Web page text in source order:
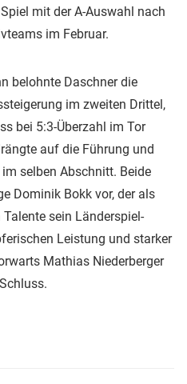
mit der A-Auswahl nach
im Februar.
belohnte Daschner die
im zweiten Drittel,
bei 5:3-Überzahl im Tor
auf die Führung und
selben Abschnitt. Beide
Dominik Bokk vor, der als
sein Länderspiel-
Leistung und starker
Mathias Niederberger